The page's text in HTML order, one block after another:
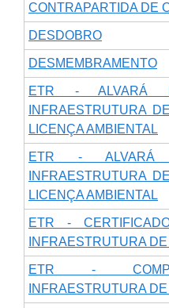
CONTRAPARTIDA DE
DESDOBRO
DESMEMBRAMENTO
ETR - ALVARÁ
INFRAESTRUTURA
LICENÇA AMBIENTAL
ETR - ALVARÁ
INFRAESTRUTURA
LICENÇA AMBIENTAL
ETR -
INFRAESTRUTURA
ETR -
INFRAESTRUTURA